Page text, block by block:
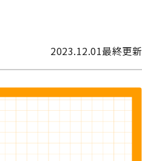
2023.12.01最終更新